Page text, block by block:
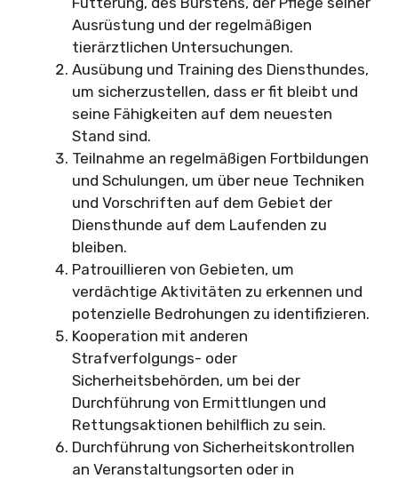
Ausrüstung und der regelmäßigen
tierärztlichen Untersuchungen.
Ausübung und Training des Diensthundes,
um sicherzustellen, dass er fit bleibt und
seine Fähigkeiten auf dem neuesten
Stand sind.
Teilnahme an regelmäßigen Fortbildungen
und Schulungen, um über neue Techniken
und Vorschriften auf dem Gebiet der
Diensthunde auf dem Laufenden zu
bleiben.
Patrouillieren von Gebieten, um
verdächtige Aktivitäten zu erkennen und
potenzielle Bedrohungen zu identifizieren.
Kooperation mit anderen
Strafverfolgungs- oder
Sicherheitsbehörden, um bei der
Durchführung von Ermittlungen und
Rettungsaktionen behilflich zu sein.
Durchführung von Sicherheitskontrollen
an Veranstaltungsorten oder in